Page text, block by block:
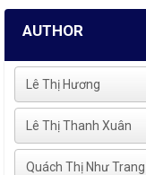
AUTHOR
Lê Thị Hương
Lê Thị Thanh Xuân
Quách Thị Như Trang